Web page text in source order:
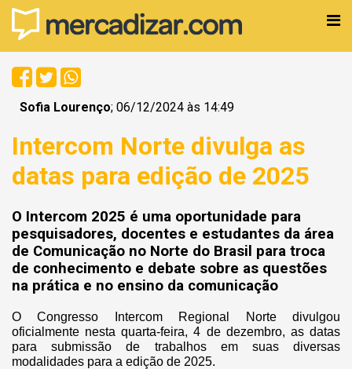
Sofia Lourenço; 06/12/2024 às 14:49
Intercom Norte divulga as
datas para edição de 2025
O Intercom 2025 é uma oportunidade para
pesquisadores, docentes e estudantes da área
de Comunicação no Norte do Brasil para troca
de conhecimento e debate sobre as questões
na prática e no ensino da comunicação
O Congresso Intercom Regional Norte divulgou
oficialmente nesta quarta-feira, 4 de dezembro, as datas
para submissão de trabalhos em suas diversas
modalidades para a edição de 2025.